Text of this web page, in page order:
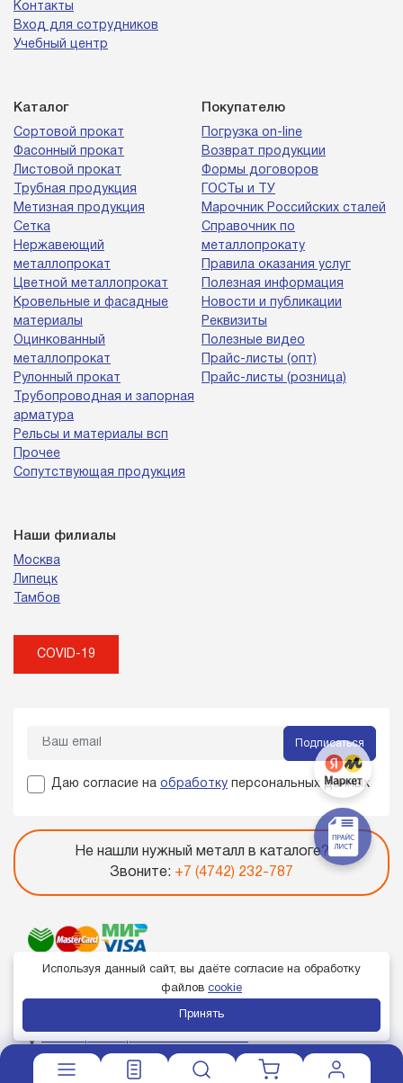
Контакты
Вход для сотрудников
Учебный центр
Каталог
Сортовой прокат
Фасонный прокат
Листовой прокат
Трубная продукция
Метизная продукция
Сетка
Нержавеющий
металлопрокат
Цветной металлопрокат
Кровельные и фасадные
материалы
Оцинкованный
металлопрокат
Рулонный прокат
Трубопроводная и запорная
арматура
Рельсы и материалы всп
Прочее
Сопутствующая продукция
Покупателю
Погрузка on-line
Возврат продукции
Формы договоров
ГОСТы и ТУ
Марочник Российских сталей
Справочник по
металлопрокату
Правила оказания услуг
Полезная информация
Новости и публикации
Реквизиты
Полезные видео
Прайс-листы (опт)
Прайс-листы (розница)
Наши филиалы
Москва
Липецк
Тамбов
COVID-19
Подписаться
Даю согласие на обработку персональных данных
Не нашли нужный металл в каталоге?
Звоните: +7 (4742) 232-787
Используя данный сайт, вы даёте согласие на обработку
файлов cookie
Принять